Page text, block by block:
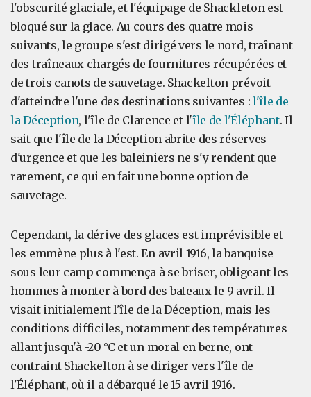
l'obscurité glaciale, et l'équipage de Shackleton est
bloqué sur la glace. Au cours des quatre mois
suivants, le groupe s'est dirigé vers le nord, traînant
des traîneaux chargés de fournitures récupérées et
de trois canots de sauvetage. Shackelton prévoit
d'atteindre l'une des destinations suivantes : l'île de
la Déception, l'île de Clarence et l'île de l'Éléphant. Il
sait que l'île de la Déception abrite des réserves
d'urgence et que les baleiniers ne s'y rendent que
rarement, ce qui en fait une bonne option de
sauvetage.
Cependant, la dérive des glaces est imprévisible et
les emmène plus à l'est. En avril 1916, la banquise
sous leur camp commença à se briser, obligeant les
hommes à monter à bord des bateaux le 9 avril. Il
visait initialement l'île de la Déception, mais les
conditions difficiles, notamment des températures
allant jusqu'à -20 °C et un moral en berne, ont
contraint Shackelton à se diriger vers l'île de
l'Éléphant, où il a débarqué le 15 avril 1916.